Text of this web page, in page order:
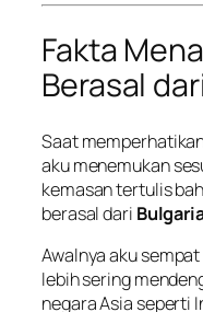
Fakta
Berasal
Saat
aku menemukan
kemasan tertulis
berasal dari
Awalnya aku
lebih sering
negara Asia seperti